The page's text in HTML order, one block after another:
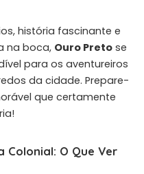
história fascinante e
na boca, Ouro Preto se
para os aventureiros
da cidade. Prepare-
que certamente
Colonial: O Que Ver